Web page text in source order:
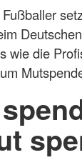
wie die